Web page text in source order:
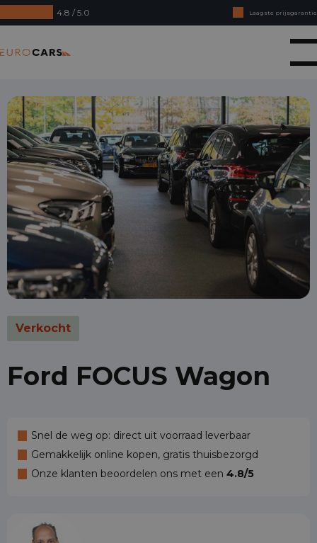
4.8 / 5.0
Laagste prijsgarantie
Online kopen, niet goed geld terug
Financial lease - Soepele acceptatie
Verkocht
Ford FOCUS Wagon
Snel de weg op: direct uit voorraad leverbaar
Gemakkelijk online kopen, gratis thuisbezorgd
Onze klanten beoordelen ons met een 4.8/5